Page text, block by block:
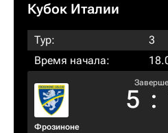
Кубок Италии
Тур:
3
Время начала:
Фрозиноне
5 :